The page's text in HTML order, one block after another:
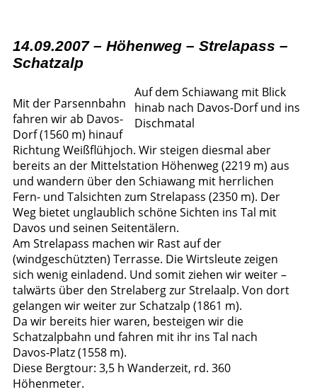
14.09.2007 – Höhenweg – Strelapass –
Schatzalp
Auf dem Schiawang mit Blick
hinab nach Davos-Dorf und ins
Dischmatal
Mit der Parsennbahn
fahren wir ab Davos-
Dorf (1560 m) hinauf
Richtung Weißflühjoch. Wir steigen diesmal aber
bereits an der Mittelstation Höhenweg (2219 m) aus
und wandern über den Schiawang mit herrlichen
Fern- und Talsichten zum Strelapass (2350 m). Der
Weg bietet unglaublich schöne Sichten ins Tal mit
Davos und seinen Seitentälern.
Am Strelapass machen wir Rast auf der
(windgeschützten) Terrasse. Die Wirtsleute zeigen
sich wenig einladend. Und somit ziehen wir weiter –
talwärts über den Strelaberg zur Strelaalp. Von dort
gelangen wir weiter zur Schatzalp (1861 m).
Da wir bereits hier waren, besteigen wir die
Schatzalpbahn und fahren mit ihr ins Tal nach
Davos-Platz (1558 m).
Diese Bergtour: 3,5 h Wanderzeit, rd. 360
Höhenmeter.